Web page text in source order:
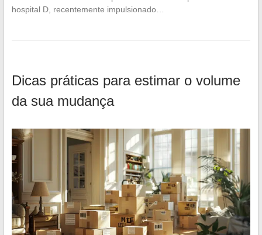
hospital D, recentemente impulsionado…
Dicas práticas para estimar o volume
da sua mudança